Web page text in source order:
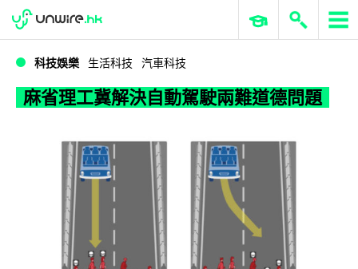
麻省理工冀解決自動駕駛兩難道德問題
WWDC 2026 ERP 與商業 AI
科技娛樂 生活科技 汽車科技
麻省理工冀解決自動駕駛兩難道德問題